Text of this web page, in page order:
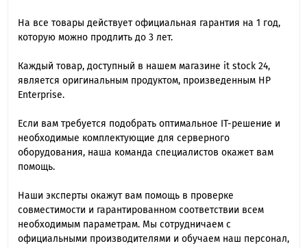
На все товары действует официальная гарантия на 1 год,
которую можно продлить до 3 лет.
Каждый товар, доступный в нашем магазине it stock 24,
является оригинальным продуктом, произведенным HP
Enterprise.
Если вам требуется подобрать оптимальное IT-решение и
необходимые комплектующие для серверного
оборудования, наша команда специалиcтов окажет вам
помощь.
Наши эксперты окажут вам помощь в проверке
совместимости и гарантированном соответствии всем
необходимым параметрам. Мы сотрудничаем с
официальными производителями и обучаем наш персонал,